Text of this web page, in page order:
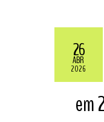
26
ABR
2026
em